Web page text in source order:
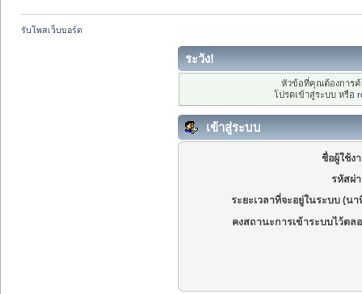
รับโพสเว็บบอร์ด
ระวัง!
หัวข้อที่คุณต้องการ
โปรดเข้าสู่ระบบ หรือ
เข้าสู่ระบบ
ชื่อผู้ใช้ง
รหัสผ่
ระยะเวลาที่จะอยู่ในระบบ (นา
คงสถานะการเข้าระบบไว้ตล